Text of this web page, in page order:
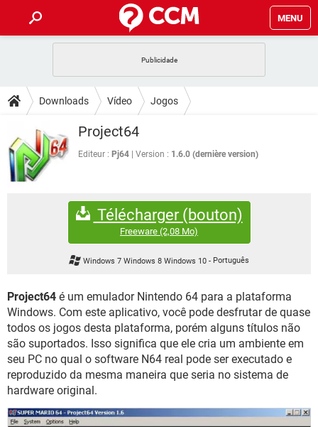
MENU
CELULAR FACEBOOK
OUTLOOK
INSTAGRAM GMAIL
GUIA DE COMPRAS
DICAS
JOGOS WHATSAPP
CELULAR
OUTLOOK
GUIA DE COMPRAS
DOWNLOADS
JOGOS WHATSAPP
CELULAR
EXCEL
GMAIL
FÓRUM
FACEBOOK
EXCEL
GMAIL
WHATSAPP
INSTAGRAM GMAIL
GUIA DE COMPRAS
Downloads Vídeo Jogos
Project64
Editeur : Pj64 Version : 1.6.0 (dernière version)
Télécharger (bouton)
Freeware (2,08 Mo)
Windows 7 Windows 8 Windows 10- Português
Project64 é um emulador Nintendo 64 para a plataforma
Windows. Com este aplicativo, você pode desfrutar de quase
todos os jogos desta plataforma, porém alguns títulos não
são suportados. Isso significa que ele cria um ambiente em
seu PC no qual o software N64 real pode ser executado e
reproduzido da mesma maneira que seria no sistema de
hardware original.